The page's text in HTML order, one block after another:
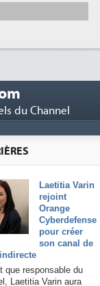
du Channel
Laetitia Varin
rejoint
Orange
Cyberdefense
pour créer
son canal de
que responsable du
Laetitia Varin aura